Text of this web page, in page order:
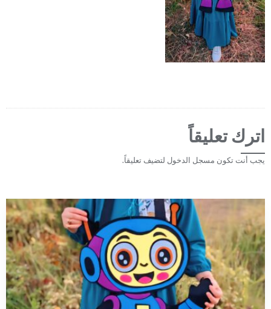
اترك تعليقاً
يجب أنت تكون مسجل الدخول لتضيف تعليقاً.